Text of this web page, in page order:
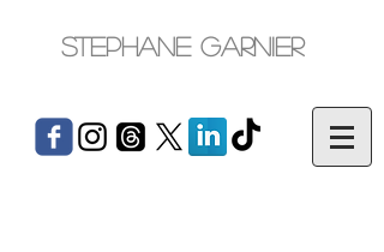
Stephane Garnier